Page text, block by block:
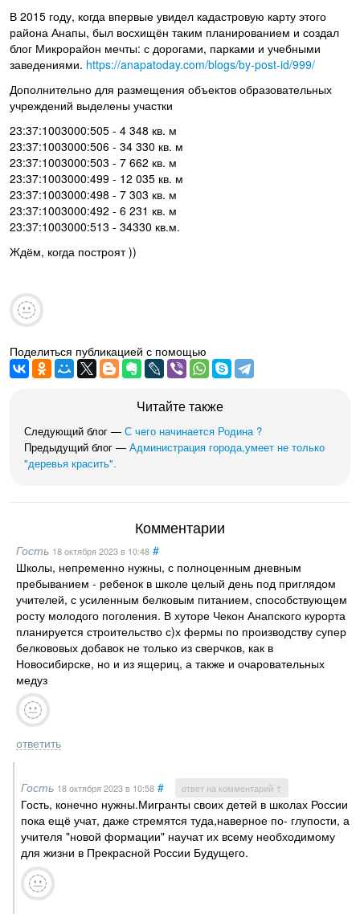
В 2015 году, когда впервые увидел кадастровую карту этого
района Анапы, был восхищён таким планированием и создал
блог Микрорайон мечты: с дорогами, парками и учебными
заведениями. https://anapatoday.com/blogs/by-post-id/999/
Дополнительно для размещения объектов образовательных
учреждений выделены участки
23:37:1003000:505 - 4 348 кв. м
23:37:1003000:506 - 34 330 кв. м
23:37:1003000:503 - 7 662 кв. м
23:37:1003000:499 - 12 035 кв. м
23:37:1003000:498 - 7 303 кв. м
23:37:1003000:492 - 6 231 кв. м
23:37:1003000:513 - 34330 кв.м.
Ждём, когда построят ))
Поделиться публикацией с помощью
Читайте также
Следующий блог — С чего начинается Родина ?
Предыдущий блог — Администрация города,умеет не только
"деревья красить".
Комментарии
Гость 18 октября 2023в 10:48 #
Школы, непременно нужны, с полноценным дневным
пребыванием - ребенок в школе целый день под приглядом
учителей, с усиленным белковым питанием, способствующем
росту молодого поголения. В хуторе Чекон Анапского курорта
планируется строительство с)х фермы по производству супер
белкововых добавок не только из сверчков, как в
Новосибирске, но и из ящериц, а также и очаровательных
медуз
ответить
Гость 18 октября 2023в 10:58 # ответ на комментарий ↑
Гость, конечно нужны.Мигранты своих детей в школах России
пока ещё учат, даже стремятся туда,наверное по- глупости, а
учителя "новой формации" научат их всему необходимому
для жизни в Прекрасной России Будущего.